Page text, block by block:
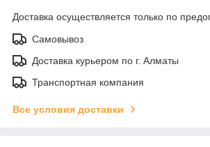
Доставка осуществляется только по
Самовывоз
Доставка курьером по г. Алматы
Транспортная компания
Все условия доставки